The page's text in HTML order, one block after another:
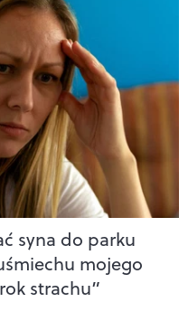
syna do parku
mojego
strachu”